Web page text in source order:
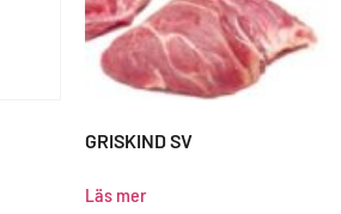
GRISKIND SV
Läs mer